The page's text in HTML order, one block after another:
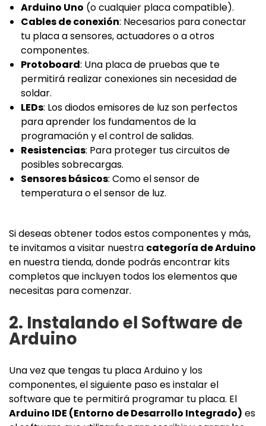
Arduino Uno (o cualquier placa compatible).
Cables de conexión: Necesarios para conectar
tu placa a sensores, actuadores o a otros
componentes.
Protoboard: Una placa de pruebas que te
permitirá realizar conexiones sin necesidad de
soldar.
LEDs: Los diodos emisores de luz son perfectos
para aprender los fundamentos de la
programación y el control de salidas.
Resistencias: Para proteger tus circuitos de
posibles sobrecargas.
Sensores básicos: Como el sensor de
temperatura o el sensor de luz.
Si deseas obtener todos estos componentes y más,
te invitamos a visitar nuestra categoría de Arduino
en nuestra tienda, donde podrás encontrar kits
completos que incluyen todos los elementos que
necesitas para comenzar.
2. Instalando el Software de
Arduino
Una vez que tengas tu placa Arduino y los
componentes, el siguiente paso es instalar el
software que te permitirá programar tu placa. El
Arduino IDE (Entorno de Desarrollo Integrado) es